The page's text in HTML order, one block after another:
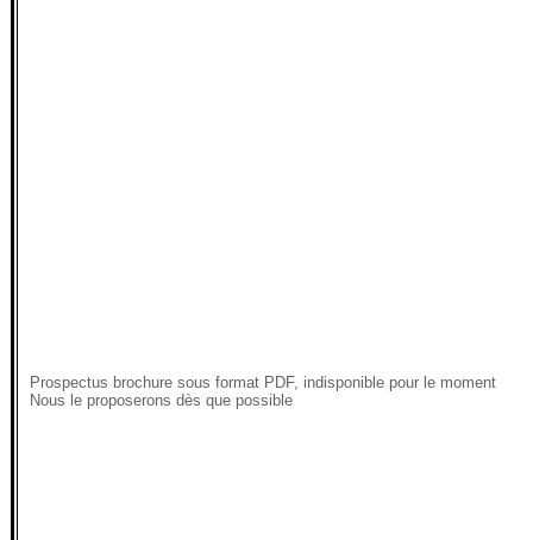
Prospectus brochure sous format PDF, indisponible pour le moment
Nous le proposerons dès que possible